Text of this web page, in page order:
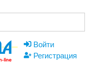
Войти
Регистрация